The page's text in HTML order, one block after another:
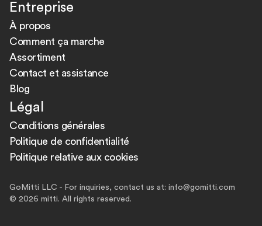
Entreprise
À propos
Comment ça marche
Assortiment
Contact et assistance
Blog
Légal
Conditions générales
Politique de confidentialité
Politique relative aux cookies
© 2026 mitti. All rights reserved.
GoMitti LLC - For inquiries, contact us at: info@gomitti.com